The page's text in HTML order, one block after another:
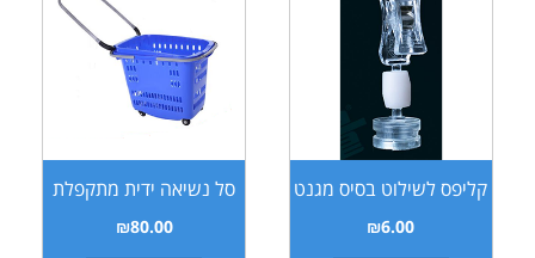
קליפס לשילוט בסיס מגנט
₪6.00
סל נשיאה ידית מתקפלת
₪80.00